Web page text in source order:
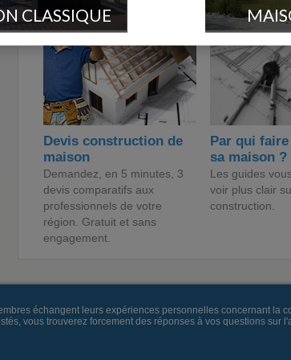
Devis construction de
maison
Demandez, en 5 minutes, 3
devis comparatifs aux
professionnels de votre
région. Gratuit et sans
engagement.
Par qui
sa maison ?
Les guides
voir plus clair
construction.
échangent leurs expériences personnelles concernant la
vous trouverez forcement des réponses à vos questions sur
CLASSIQUE